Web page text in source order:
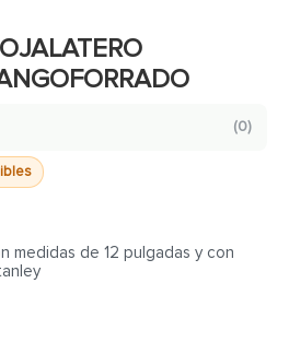
(0)
medidas de 12 pulgadas y con
8
azulejo
9.
puerta